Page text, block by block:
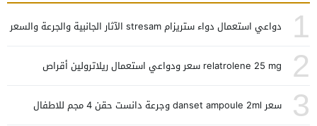
1 دواعي استعمال دواء ستريزام stresam الآثار الجانبية والجرعة والسعر
2 relatrolene 25 mg سعر ودواعي استعمال ريلاترولين أقراص
3 سعر danset ampoule 2ml وجرعة دانست حقن 4 مجم للاطفال